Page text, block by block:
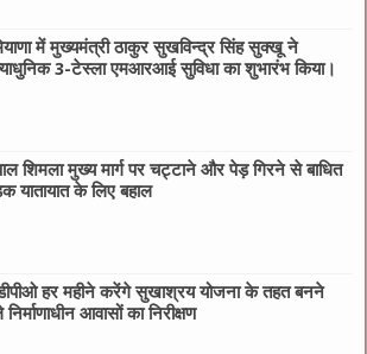
में मुख्यमंत्री ठाकुर सुखविन्द्र सिंह सुक्खू ने
3-टेस्ला एमआरआई सुविधा का शुभारंभ किया।
शिमला मुख्य मार्ग पर चट्टाने और पेड़ गिरने से बाधित
यातायात के लिए बहाल
हर महीने करेंगे सुखाश्रय योजना के तहत बनने
निर्माणाधीन आवासों का निरीक्षण